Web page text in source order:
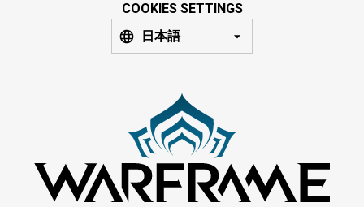
COOKIES SETTINGS
日本語